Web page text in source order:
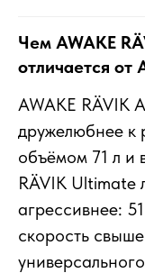
Чем AWAKE
отличается от
AWAKE RÄVIK
дружелюбнее к
объёмом 71 л и
RÄVIK Ultimate
агрессивнее:
скорость